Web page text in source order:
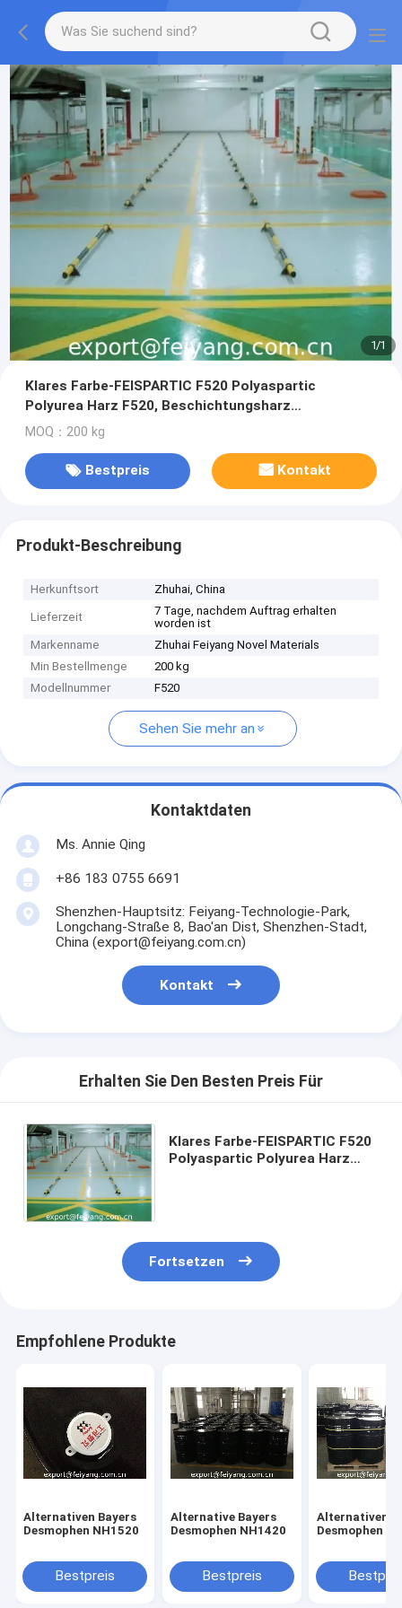
1/1
Klares Farbe-FEISPARTIC F520 Polyaspartic
Polyurea Harz F520, Beschichtungsharz
ausbreitend, NH1520, C321
MOQ：200 kg
Bestpreis Kontakt
Produkt-Beschreibung
Herkunftsort Zhuhai, China
Lieferzeit
7 Tage, nachdem Auftrag erhalten
worden ist
Markenname
Zhuhai Feiyang Novel Materials
Min Bestellmenge
200 kg
Modellnummer
F520
Sehen Sie mehr an
Kontaktdaten
Ms. Annie Qing
+86 183 0755 6691
Shenzhen-Hauptsitz: Feiyang-Technologie-Park,
Longchang-Straße 8, Bao'an Dist, Shenzhen-Stadt,
China (export@feiyang.com.cn)
Kontakt
Erhalten Sie Den Besten Preis Für
Klares Farbe-FEISPARTIC F520
Polyaspartic Polyurea Harz
Fortsetzen
Empfohlene Produkte
Alternativen Bayers
Desmophen NH1520
Bestpreis
Alternative Bayers
Desmophen NH1420
Bestpreis
Alternativen
Desmophen